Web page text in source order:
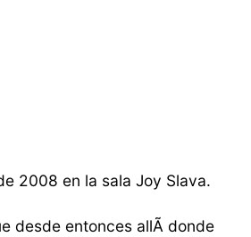
2008 en la sala Joy Slava.
desde entonces allÃ­ donde